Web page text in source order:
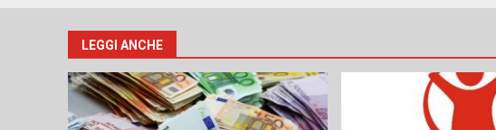
LEGGI ANCHE